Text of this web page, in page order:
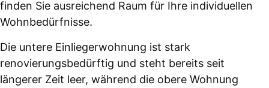
finden Sie ausreichend Raum für Ihre individuellen
Wohnbedürfnisse.
Die untere Einliegerwohnung ist stark
renovierungsbedürftig und steht bereits seit
längerer Zeit leer, während die obere Wohnung